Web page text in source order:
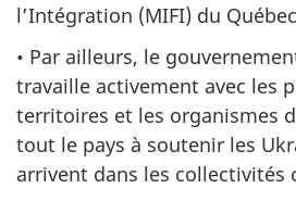
l’Intégration (MIFI) du
• Par ailleurs, le
travaille activement avec les
territoires et les organismes
tout le pays à soutenir les
arrivent dans les collectivités